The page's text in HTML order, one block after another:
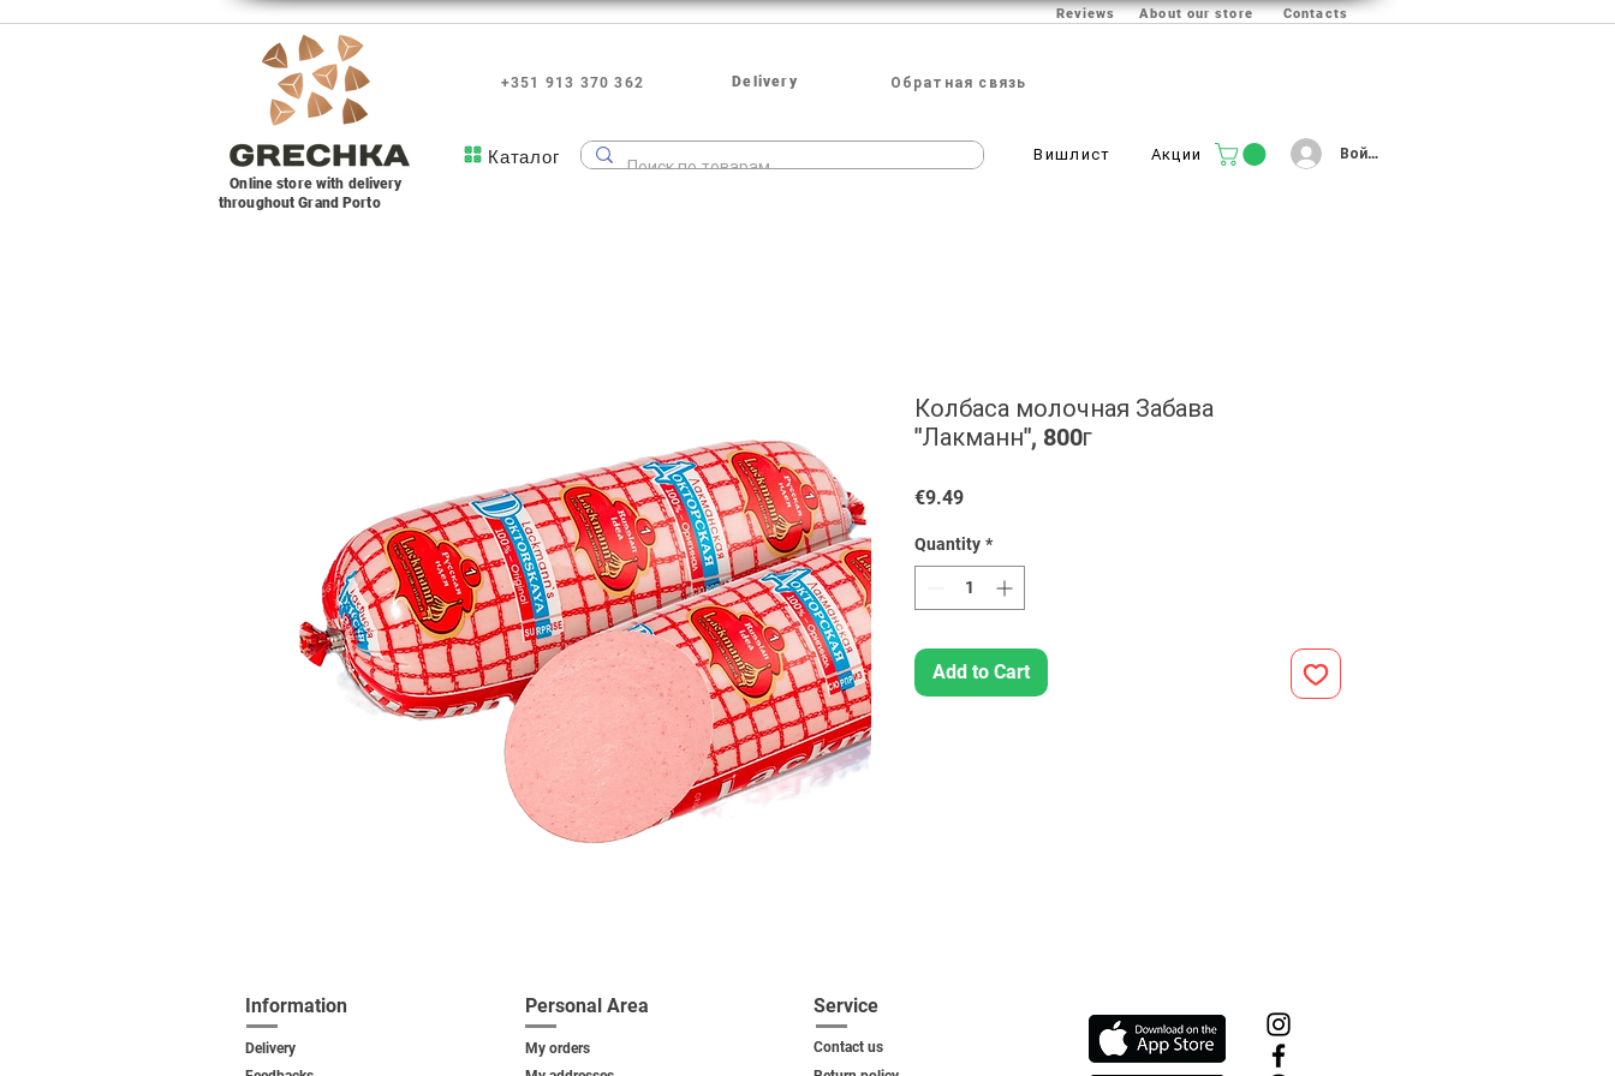
Reviews About our store Contacts
+351 913 370 362 Delivery Обратная связь
Online store with delivery
throughout Grand Porto
Каталог Вишлист Акции Войти
Колбаса молочная Забава
"Лакманн", 800г
€9.49Price
Quantity *
Add to Cart
Information
Delivery
Personal Area
My orders
Service
Contact us